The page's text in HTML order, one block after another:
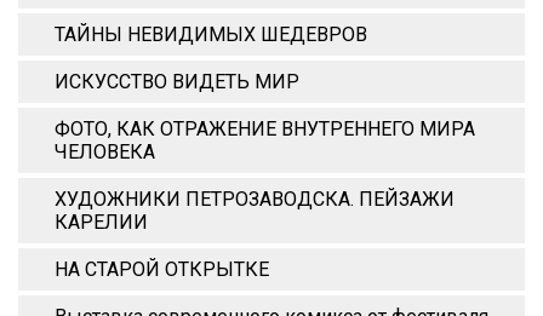
ТАЙНЫ НЕВИДИМЫХ ШЕДЕВРОВ
ИСКУССТВО ВИДЕТЬ МИР
ФОТО, КАК ОТРАЖЕНИЕ ВНУТРЕННЕГО МИРА
ЧЕЛОВЕКА
ХУДОЖНИКИ ПЕТРОЗАВОДСКА. ПЕЙЗАЖИ
КАРЕЛИИ
НА СТАРОЙ ОТКРЫТКЕ